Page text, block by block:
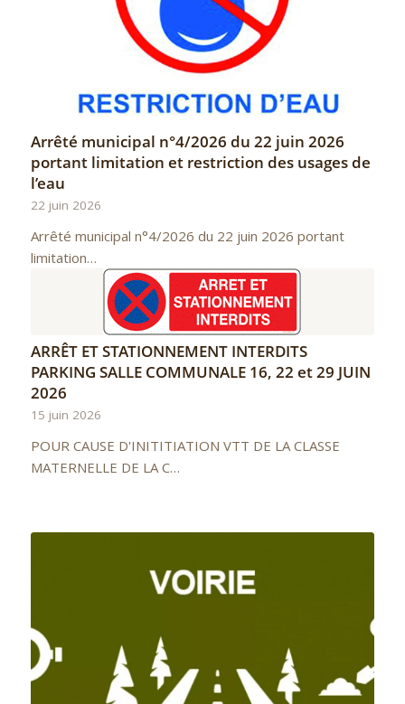
Arrêté municipal n°4/2026 du 22 juin 2026
portant limitation et restriction des usages de
l’eau
22 juin 2026
Arrêté municipal n°4/2026 du 22 juin 2026 portant
limitation…
ARRÊT ET STATIONNEMENT INTERDITS
PARKING SALLE COMMUNALE 16, 22 et 29 JUIN
2026
15 juin 2026
POUR CAUSE D'INITITIATION VTT DE LA CLASSE
MATERNELLE DE LA C…